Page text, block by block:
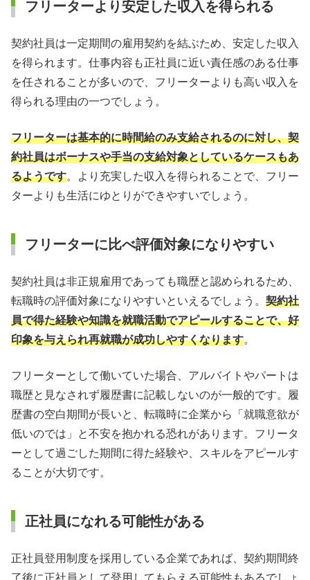
フリーターより安定した収入を得られる
契約社員は一定期間の雇用契約を結ぶため、安定した収入
を得られます。仕事内容も正社員に近い責任感のある仕事
を任されることが多いので、フリーターよりも高い収入を
得られる理由の一つでしょう。
フリーターは基本的に時間給のみ支給されるのに対し、契
約社員はボーナスや手当の支給対象としているケースもあ
るようです。より充実した収入を得られることで、フリー
ターよりも生活にゆとりができやすいでしょう。
フリーターに比べ評価対象になりやすい
契約社員は非正規雇用であっても職歴と認められるため、
転職時の評価対象になりやすいといえるでしょう。 契約社
員で得た経験や知識を就職活動でアピールすることで、好
印象を与えられ再就職が成功しやすくなります。
フリーターとして働いていた場合、アルバイトやパートは
職歴と見なされず履歴書に記載しないのが一般的です。履
歴書の空白期間が長いと、転職時に企業から「就職意欲が
低いのでは」と不安を抱かれる恐れがあります。フリータ
ーとして過ごした期間に得た経験や、スキルをアピールす
ることが大切です。
正社員になれる可能性がある
正社員登用制度を採用している企業であれば、契約期間終